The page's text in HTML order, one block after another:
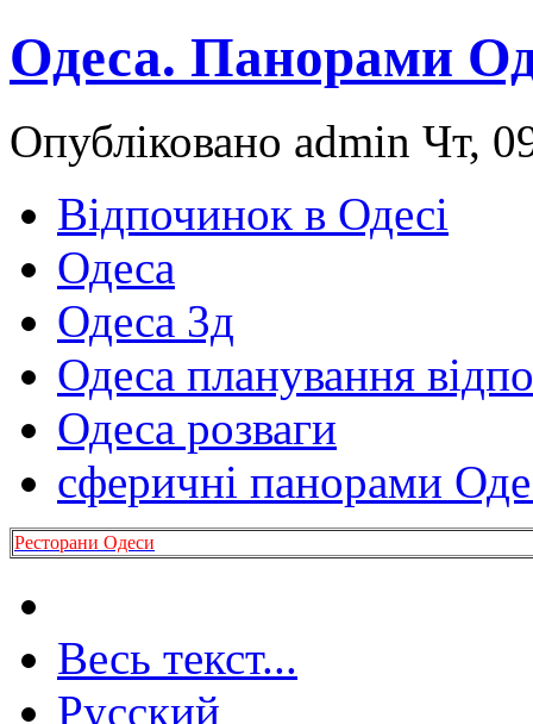
Одеса. Панорами
Опубліковано admin Чт,
Відпочинок в Одесі
Одеса
Одеса 3д
Одеса планування
Одеса розваги
сферичні панорами
Ресторани Одеси
Весь текст...
Русский